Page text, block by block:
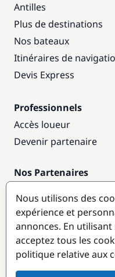
Antilles
Plus de destinations
Nos bateaux
Itinéraires de
Devis Express
Professionnels
Accès loueur
Devenir partenaire
Nos Partenaires
Destinations
Nous utilisons des
expérience et
annonces. En
acceptez tous les
politique relative aux